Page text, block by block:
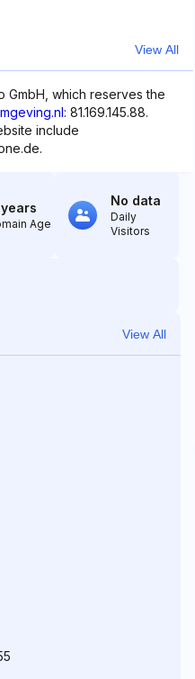
View All
GmbH, which reserves the
: 81.169.145.88.
include
years
Age
No data
Daily
Visitors
View All